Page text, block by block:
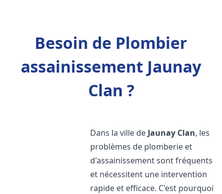
Besoin de Plombier
assainissement Jaunay
Clan ?
Dans la ville de Jaunay Clan, les
problèmes de plomberie et
d'assainissement sont fréquents
et nécessitent une intervention
rapide et efficace. C'est pourquoi